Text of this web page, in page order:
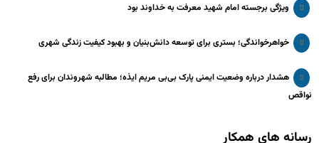
ویژگی برجسته امام شهید معرفت به خداوند بود
خواهرخواندگی؛ بستری برای توسعه دانش‌بنیان و بهبود کیفیت زندگی شهری
هشدار درباره وضعیت ایمنی پارک بی‌بی مریم ایذه؛ مطالبه شهروندان برای رفع
نواقص
رسانه های همکار